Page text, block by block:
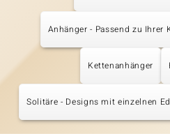
Anhänger - Passend zu Ihrer
Kettenanhänger
Solitäre - Designs mit einzelnen